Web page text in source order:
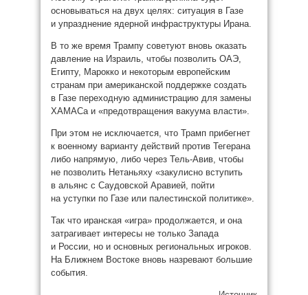
основываться на двух целях: ситуация в Газе
и упразднение ядерной инфраструктуры Ирана.
В то же время Трампу советуют вновь оказать
давление на Израиль, чтобы позволить ОАЭ,
Египту, Марокко и некоторым европейским
странам при американской поддержке создать
в Газе переходную администрацию для замены
ХАМАСа и «предотвращения вакуума власти».
При этом не исключается, что Трамп прибегнет
к военному варианту действий против Тегерана
либо напрямую, либо через Тель-Авив, чтобы
не позволить Нетаньяху «закулисно вступить
в альянс с Саудовской Аравией, пойти
на уступки по Газе или палестинской политике».
Так что иранская «игра» продолжается, и она
затрагивает интересы не только Запада
и России, но и основных региональных игроков.
На Ближнем Востоке вновь назревают большие
события.